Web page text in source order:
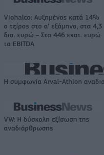
Viohalco: Αυξημένος κατά 14%
ο τζίρος στο α' εξάμηνο, στα 4,3
δισ. ευρώ – Στα 446 εκατ. ευρώ
τα EBITDA
Η συμφωνία Arval-Athlon
VW: Η δύσκολη εξίσωση της
αναδιάρθρωσης